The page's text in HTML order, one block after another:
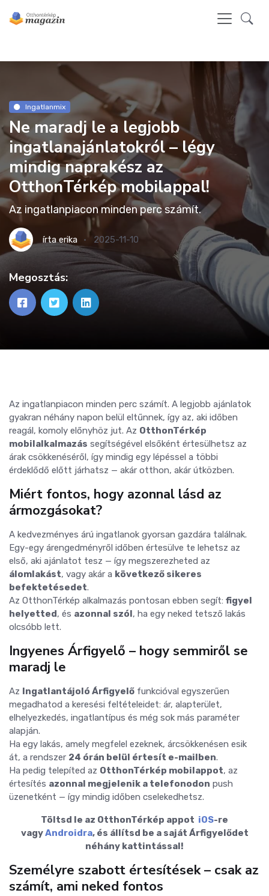
Ingatlanmix
Ne maradj le a legjobb
ingatlanajánlatokról – légy
mindig naprakész az
OtthonTérkép mobilappal!
Az ingatlanpiacon minden perc számít.
írtaerika 2025-11-10
Megosztás:
Az ingatlanpiacon minden perc számít. A legjobb ajánlatok
gyakran néhány napon belül eltűnnek, így az, aki időben
reagál, komoly előnyhöz jut. Az OtthonTérkép
mobilalkalmazás segítségével elsőként értesülhetsz az
árak csökkenéséről, így mindig egy lépéssel a többi
érdeklődő előtt járhatsz — akár otthon, akár útközben.
Miért fontos, hogy azonnal lásd az
ármozgásokat?
A kedvezményes árú ingatlanok gyorsan gazdára találnak.
Egy-egy árengedményről időben értesülve te lehetsz az
első, aki ajánlatot tesz — így megszerezheted az
álomlakást, vagy akár a következő sikeres
befektetésedet.
Az OtthonTérkép alkalmazás pontosan ebben segít: figyel
helyetted, és azonnal szól, ha egy neked tetsző lakás
olcsóbb lett.
Ingyenes Árfigyelő – hogy semmiről se
maradj le
Az Ingatlantájoló Árfigyelő funkcióval egyszerűen
megadhatod a keresési feltételeidet: ár, alapterület,
elhelyezkedés, ingatlantípus és még sok más paraméter
alapján.
Ha egy lakás, amely megfelel ezeknek, árcsökkenésen esik
át, a rendszer 24 órán belül értesít e-mailben.
Ha pedig telepíted az OtthonTérkép mobilappot, az
értesítés azonnal megjelenik a telefonodon push
üzenetként — így mindig időben cselekedhetsz.
Töltsd le az OtthonTérkép appot iOS-re
vagyAndroidra, és állítsd be a saját Árfigyelődet
néhány kattintással!
Személyre szabott értesítések – csak az
számít, ami neked fontos